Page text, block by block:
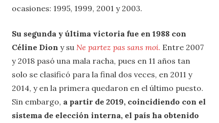
ocasiones: 1995, 1999, 2001 y 2003.
Su segunda y última victoria fue en 1988 con
Céline Dion y su Ne partez pas sans moi. Entre 2007
y 2018 pasó una mala racha, pues en 11 años tan
solo se clasificó para la final dos veces, en 2011 y
2014, y en la primera quedaron en el último puesto.
Sin embargo, a partir de 2019, coincidiendo con el
sistema de elección interna, el país ha obtenido